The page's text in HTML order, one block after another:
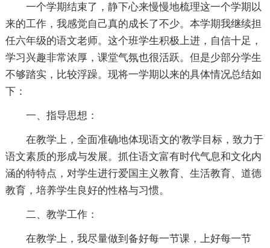
一个学期结束了，静下心来慢慢地梳理这一个学期以
来的工作，我感觉自己真的成长了不少。本学期我继续担
任六年级的语文老师。这个班学生积极上进，自信十足，
学习兴趣非常浓厚，课堂气氛也很活跃。但是少部分学生
不够踏实，比较浮躁。现将一学期以来的具体情况总结如
下：
一、指导思想：
在教学上，全面准确地体现语文的'教学目标，致力于
语文素质的形成与发展。抓住语文富有时代气息和文化内
涵的特特点，对学生进行爱国主义教育、生活教育、道德
教育，培养学生良好的性格与习惯。
二、教学工作：
在教学上，我尽量做到备好每一节课，上好每一节